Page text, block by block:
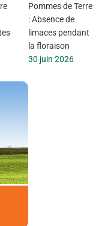
Pommes de Terre
: Absence de
limaces pendant
la floraison
30 juin 2026